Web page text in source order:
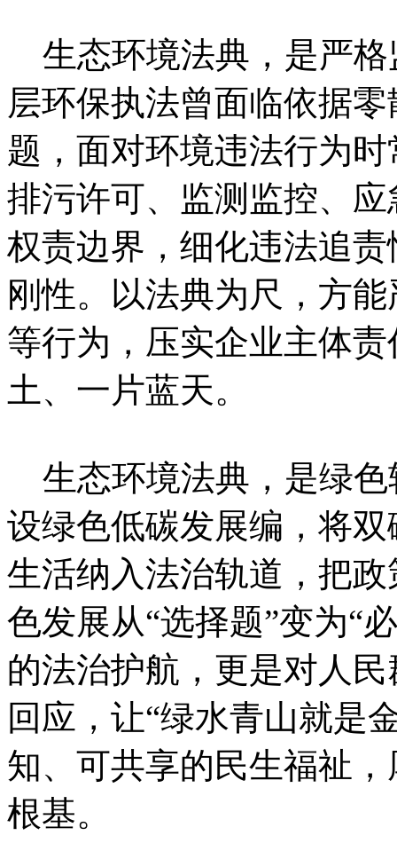
生态环境法典，是严格
层环保执法曾面临依据
题，面对环境违法行为
排污许可、监测监控、
权责边界，细化违法追
刚性。以法典为尺，方
等行为，压实企业主体
土、一片蓝天。
生态环境法典，是绿色
设绿色低碳发展编，将
生活纳入法治轨道，把
色发展从“选择题”变为“
的法治护航，更是对人
回应，让“绿水青山就是
知、可共享的民生福祉
根基。